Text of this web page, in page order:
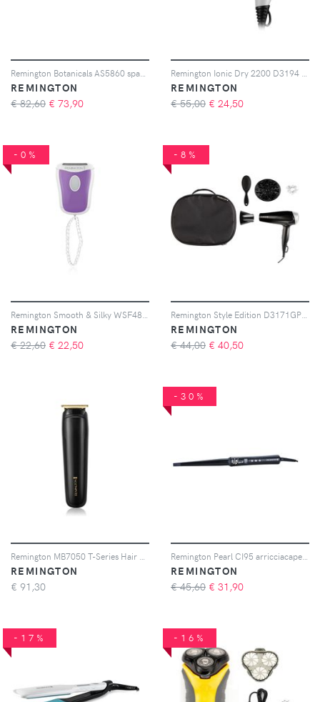
REMINGTON
€ 82,60 € 73,90
REMINGTON
€ 55,00 € 24,50
-0%
REMINGTON
€ 22,60 € 22,50
-8%
REMINGTON
€ 44,00 € 40,50
REMINGTON
€ 91,30
-30%
REMINGTON
€ 45,60 € 31,90
-17% -16%